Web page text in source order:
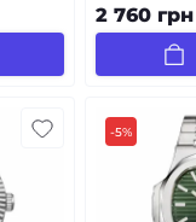
2 760 грн
-5%